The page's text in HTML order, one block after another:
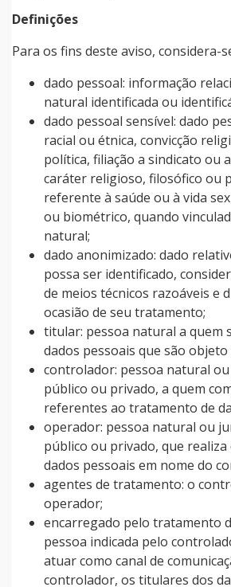
Definições
Para os fins deste aviso, considera-
dado pessoal: informação
natural identificada ou
dado pessoal sensível: dado
racial ou étnica, convicção
política, filiação a sindicato ou
caráter religioso, filosófico ou
referente à saúde ou à vida
ou biométrico, quando
natural;
dado anonimizado: dado
possa ser identificado,
de meios técnicos razoáveis e
ocasião de seu tratamento;
titular: pessoa natural a quem
dados pessoais que são
controlador: pessoa natural
público ou privado, a quem
referentes ao tratamento de
operador: pessoa natural ou
público ou privado, que
dados pessoais em nome do
agentes de tratamento: o
operador;
encarregado pelo tratamento
pessoa indicada pelo
atuar como canal de
controlador, os titulares dos